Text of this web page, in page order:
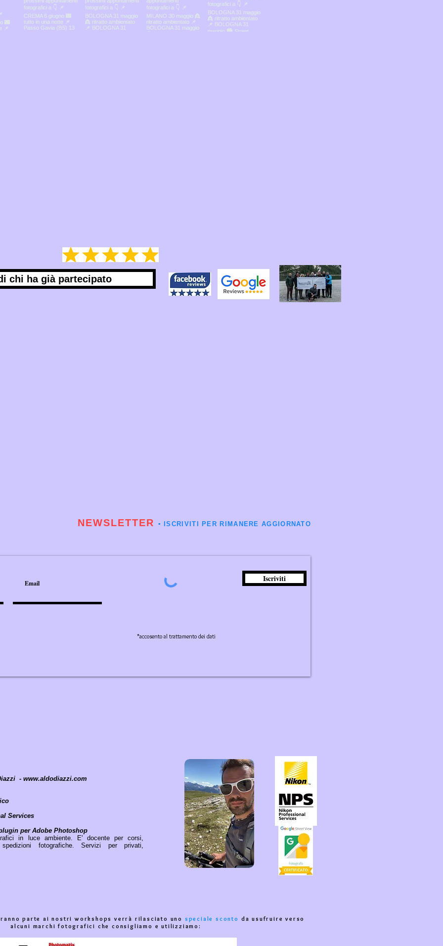
Iscriviti
*accosento al trattamento dei dati
NEWSLETTER ▪️ ISCRIVITI PER RIMANERE AGGIORNATO
chi ha già partecipato
- www.aldodiazzi.com
Services
per Adobe Photoshop
in luce ambiente. E' docente per corsi,
fotografiche. Servizi per privati,
parte ai nostri workshops verrà rilasciato uno speciale sconto da usufruire verso
alcuni marchi fotografici che consigliamo e utilizziamo: